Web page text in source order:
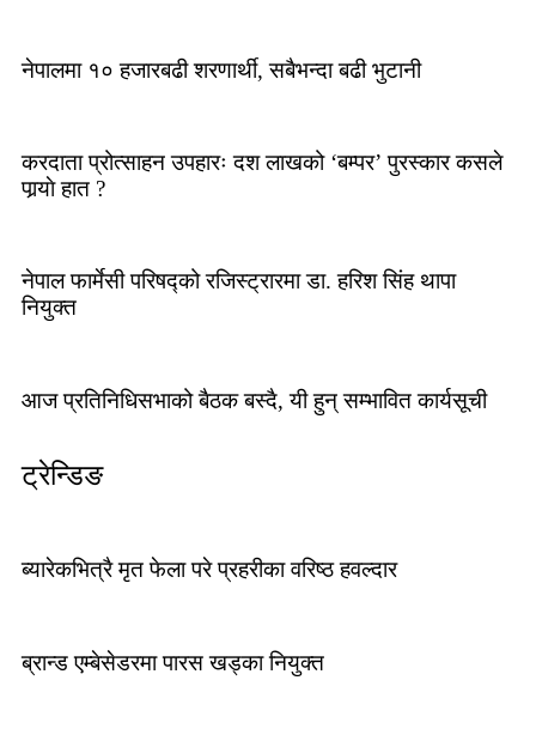
नेपालमा १० हजारबढी शरणार्थी, सबैभन्दा बढी भुटानी
करदाता प्रोत्साहन उपहारः दश लाखको ‘बम्पर’ पुरस्कार कसले
पार्‍याे हात ?
नेपाल फार्मेसी परिषद्को रजिस्ट्रारमा डा. हरिश सिंह थापा
नियुक्त
आज प्रतिनिधिसभाको बैठक बस्दै, यी हुन् सम्भावित कार्यसूची
ट्रेन्डिङ
ब्यारेकभित्रै मृत फेला परे प्रहरीका वरिष्ठ हवल्दार
ब्रान्ड एम्बेसेडरमा पारस खड्का नियुक्त